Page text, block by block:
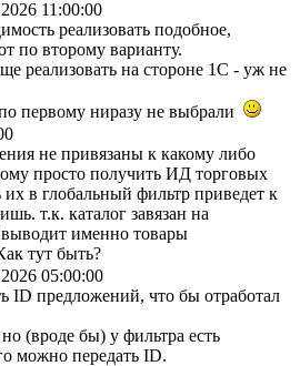
11:00:00
реализовать подобное,
по второму варианту.
реализовать на стороне 1С - уж не
первому ниразу не выбрали
не привязаны к какому либо
просто получить ИД торговых
в глобальный фильтр приведет к
т.к. каталог завязан на
именно товары
тут быть?
05:00:00
ID предложений, что бы отработал
(вроде бы) у фильтра есть
можно передать ID.